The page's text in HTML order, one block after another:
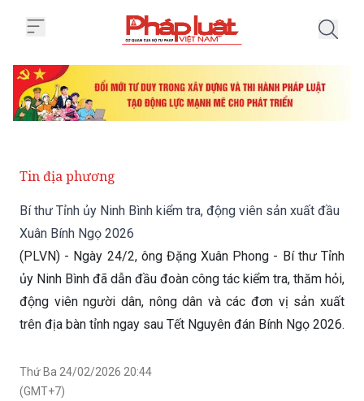
Tin địa phương
Bí thư Tỉnh ủy Ninh Bình kiểm tra, động viên sản xuất đầu
Xuân Bính Ngọ 2026
(PLVN) - Ngày 24/2, ông Đặng Xuân Phong - Bí thư Tỉnh
ủy Ninh Bình đã dẫn đầu đoàn công tác kiểm tra, thăm hỏi,
động viên người dân, nông dân và các đơn vị sản xuất
trên địa bàn tỉnh ngay sau Tết Nguyên đán Bính Ngọ 2026.
Thứ Ba 24/02/2026 20:44
(GMT+7)